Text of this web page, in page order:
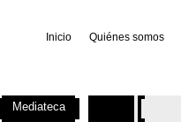
Inicio Quiénes somos
Mediateca